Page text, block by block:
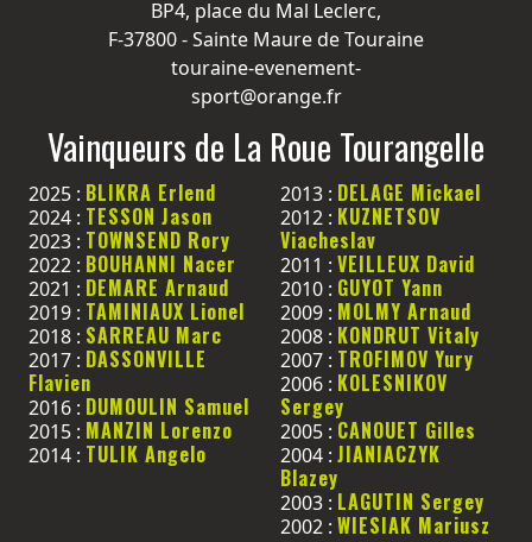
BP4, place du Mal Leclerc,
F-37800 - Sainte Maure de Touraine
touraine-evenement-
sport@orange.fr
Vainqueurs de La Roue Tourangelle
2025 : BLIKRA Erlend
2024 : TESSON Jason
2023 : TOWNSEND Rory
2022 : BOUHANNI Nacer
2021 : DEMARE Arnaud
2019 : TAMINIAUX Lionel
2018 : SARREAU Marc
2017 : DASSONVILLE
Flavien
2016 : DUMOULIN Samuel
2015 : MANZIN Lorenzo
2014 : TULIK Angelo
2013 : DELAGE Mickael
2012 : KUZNETSOV
Viacheslav
2011 : VEILLEUX David
2010 : GUYOT Yann
2009 : MOLMY Arnaud
2008 : KONDRUT Vitaly
2007 : TROFIMOV Yury
2006 : KOLESNIKOV
Sergey
2005 : CANOUET Gilles
2004 : JIANIACZYK
Blazey
2003 : LAGUTIN Sergey
2002 : WIESIAK Mariusz